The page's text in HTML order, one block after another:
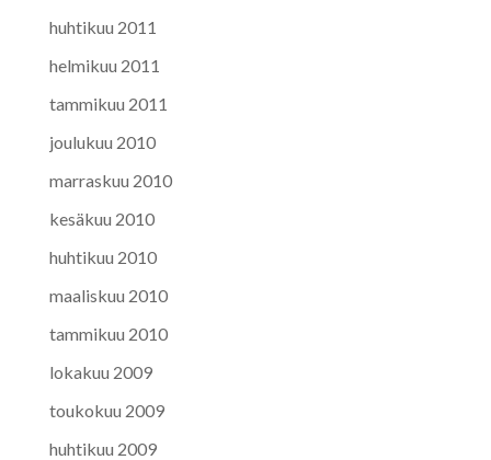
huhtikuu 2011
helmikuu 2011
tammikuu 2011
joulukuu 2010
marraskuu 2010
kesäkuu 2010
huhtikuu 2010
maaliskuu 2010
tammikuu 2010
lokakuu 2009
toukokuu 2009
huhtikuu 2009